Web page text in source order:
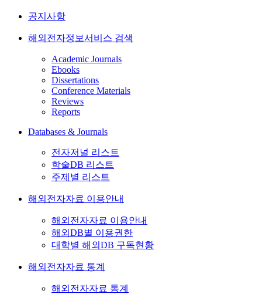
공지사항
해외전자정보서비스 검색
Academic Journals
Ebooks
Dissertations
Conference Materials
Reviews
Reports
Databases & Journals
전자저널 리스트
학술DB 리스트
주제별 리스트
해외전자자료 이용안내
해외전자자료 이용안내
해외DB별 이용권한
대학별 해외DB 구독현황
해외전자자료 통계
해외전자자료 통계